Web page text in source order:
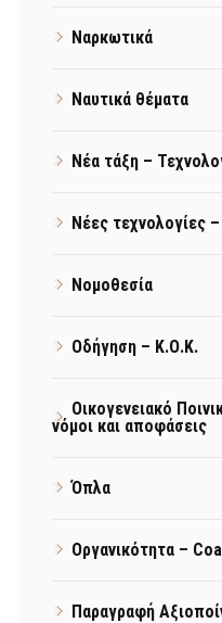
Ναρκωτικά
Ναυτικά θέματα
Νέα τάξη –
Νέες τεχνολογίες
Νομοθεσία
Οδήγηση – Κ.Ο.Κ.
Οικογενειακό
νόμοι και αποφάσεις
Όπλα
Οργανικότητα –
Παραγραφή